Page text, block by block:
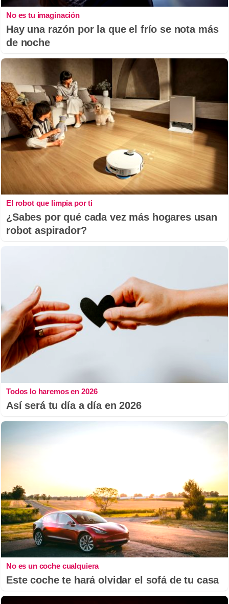
No es tu imaginación
Hay una razón por la que el frío se nota más
de noche
El robot que limpia por ti
¿Sabes por qué cada vez más hogares usan
robot aspirador?
Todos lo haremos en 2026
Así será tu día a día en 2026
No es un coche cualquiera
Este coche te hará olvidar el sofá de tu casa